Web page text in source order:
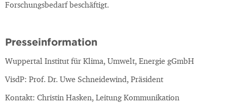
Forschungsbedarf beschäftigt.
Presseinformation
Wuppertal Institut für Klima, Umwelt, Energie gGmbH
VisdP: Prof. Dr. Uwe Schneidewind, Präsident
Kontakt: Christin Hasken, Leitung Kommunikation